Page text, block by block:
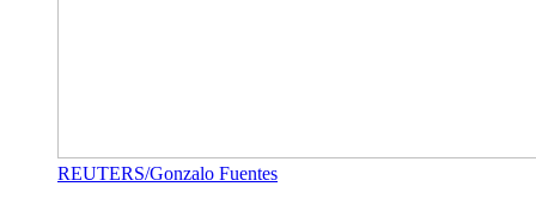
REUTERS/Gonzalo Fuentes